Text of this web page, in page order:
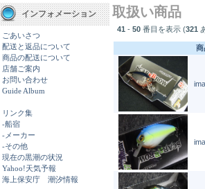
インフォメーション
ごあいさつ
配送と返品について
商品の配送について
店舗ご案内
お問い合わせ
Guide Album
リンク集
-船宿
-メーカー
-その他
現在の黒潮の状況
Yahoo!天気予報
海上保安庁 潮汐情報
取扱い商品
41 - 50 番目を表示 (321
商